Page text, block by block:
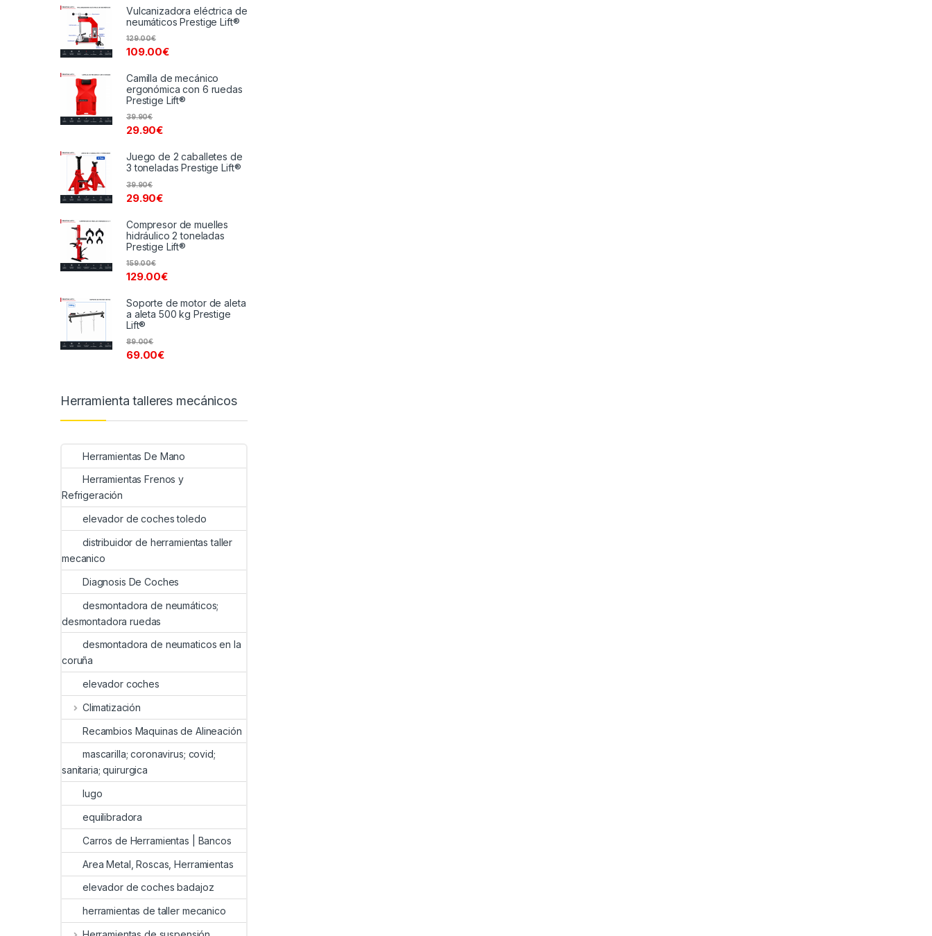
Vulcanizadora eléctrica de
neumáticos Prestige Lift®
109.00€
129.00€
Camilla de mecánico
ergonómica con 6 ruedas
Prestige Lift®
29.90€
39.90€
Juego de 2 caballetes de
3 toneladas Prestige Lift®
29.90€
39.90€
Compresor de muelles
hidráulico 2 toneladas
Prestige Lift®
129.00€
159.00€
Soporte de motor de aleta
a aleta 500 kg Prestige
Lift®
69.00€
89.00€
Herramienta talleres mecánicos
Herramientas De Mano
Herramientas Frenos y
Refrigeración
elevador de coches toledo
distribuidor de herramientas taller
mecanico
Diagnosis De Coches
desmontadora de neumáticos;
desmontadora ruedas
desmontadora de neumaticos en la
coruña
elevador coches
Climatización
Recambios Maquinas de Alineación
mascarilla; coronavirus; covid;
sanitaria; quirurgica
lugo
equilibradora
Carros de Herramientas | Bancos
Area Metal, Roscas, Herramientas
elevador de coches badajoz
herramientas de taller mecanico